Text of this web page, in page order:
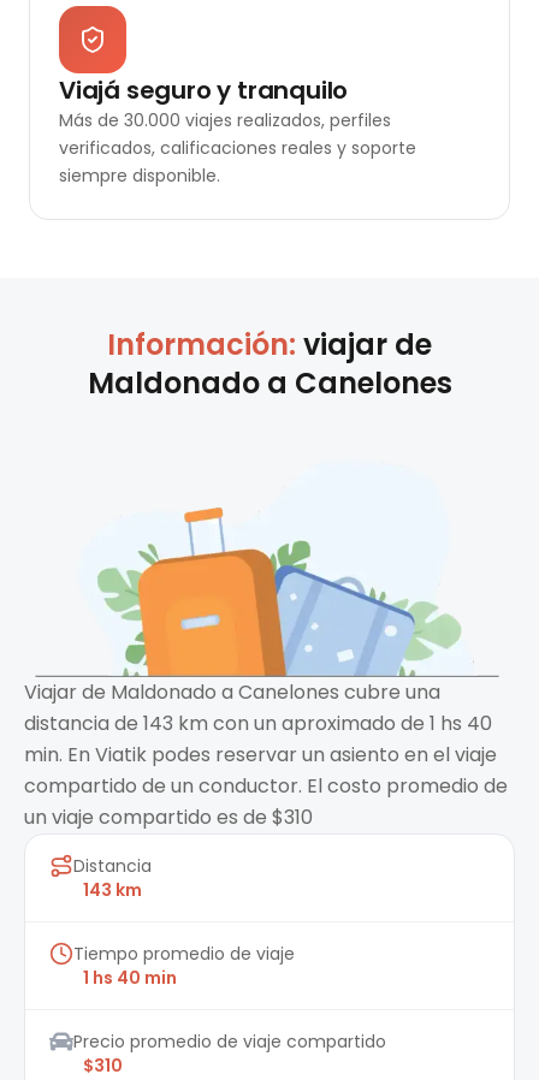
Viajá seguro y tranquilo
Más de 30.000 viajes realizados, perfiles
verificados, calificaciones reales y soporte
siempre disponible.
Información: viajar de
Maldonadoa Canelones
Viajar de Maldonado a Canelones cubre una
distancia de 143 km con un aproximado de 1 hs 40
min. En Viatik podes reservar un asiento en el viaje
compartido de un conductor. El costo promedio de
un viaje compartido es de $310
Distancia
143 km
Tiempo promedio de viaje
1 hs 40 min
Precio promedio de viaje compartido
$310